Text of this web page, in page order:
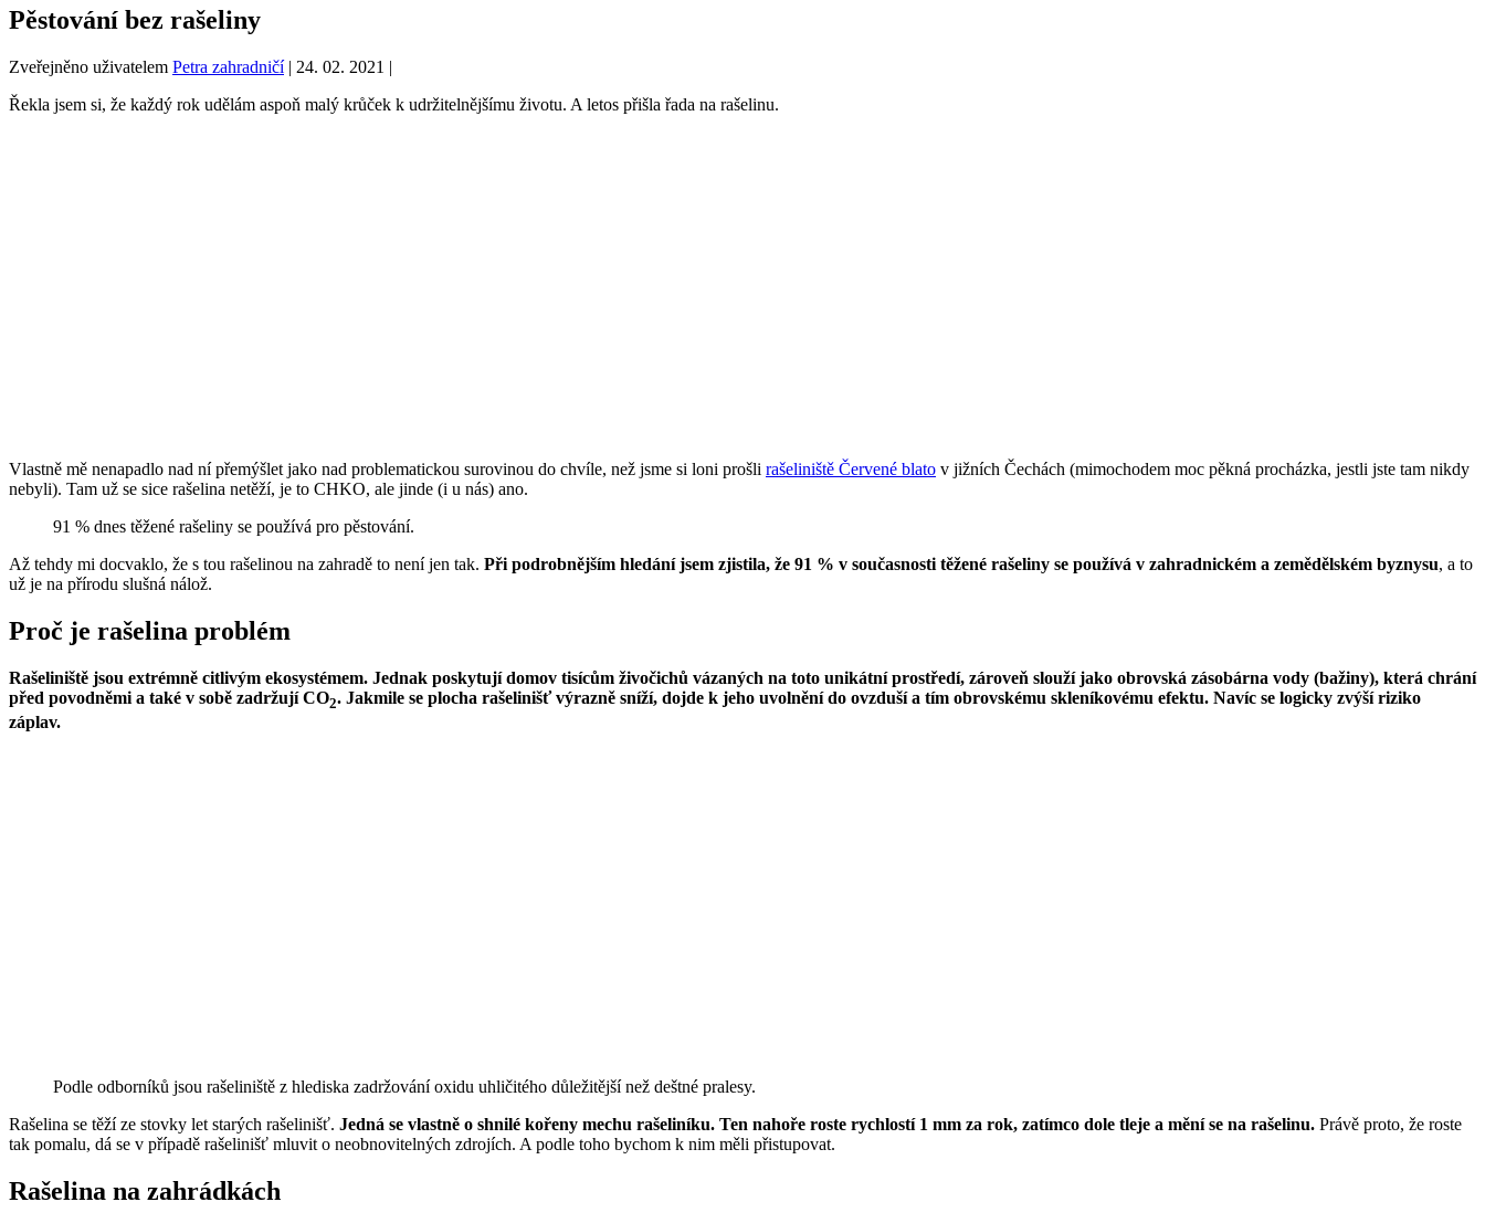
Pěstování bez rašeliny
Zveřejněno uživatelem Petra zahradničí| 24. 02. 2021 |
Řekla jsem si, že každý rok udělám aspoň malý krůček k udržitelnějšímu životu. A letos přišla řada na rašelinu.
Vlastně mě nenapadlo nad ní přemýšlet jako nad problematickou surovinou do chvíle, než jsme si loni prošli rašeliniště Červené blato v jižních Čechách (mimochodem moc pěkná procházka, jestli jste tam nikdy
nebyli). Tam už se sice rašelina netěží, je to CHKO, ale jinde (i u nás) ano.
91 % dnes těžené rašeliny se používá pro pěstování.
Až tehdy mi docvaklo, že s tou rašelinou na zahradě to není jen tak. Při podrobnějším hledání jsem zjistila, že 91 % v současnosti těžené rašeliny se používá v zahradnickém a zemědělském byznysu, a to
už je na přírodu slušná nálož.
Proč je rašelina problém
Rašeliniště jsou extrémně citlivým ekosystémem. Jednak poskytují domov tisícům živočichů vázaných na toto unikátní prostředí, zároveň slouží jako obrovská zásobárna vody (bažiny), která chrání
před povodněmi a také v sobě zadržují CO2. Jakmile se plocha rašelinišť výrazně sníží, dojde k jeho uvolnění do ovzduší a tím obrovskému skleníkovému efektu. Navíc se logicky zvýší riziko
záplav.
Podle odborníků jsou rašeliniště z hlediska zadržování oxidu uhličitého důležitější než deštné pralesy.
Rašelina se těží ze stovky let starých rašelinišť. Jedná se vlastně o shnilé kořeny mechu rašeliníku. Ten nahoře roste rychlostí 1 mm za rok, zatímco dole tleje a mění se na rašelinu. Právě proto, že roste
tak pomalu, dá se v případě rašelinišť mluvit o neobnovitelných zdrojích. A podle toho bychom k nim měli přistupovat.
Rašelina na zahrádkách